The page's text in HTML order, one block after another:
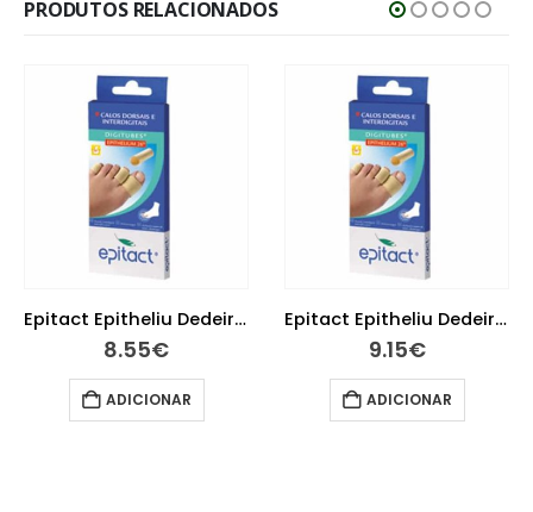
PRODUTOS RELACIONADOS
Epitact Epitheliu Dedeira Tm
9.15€
ADICIONAR